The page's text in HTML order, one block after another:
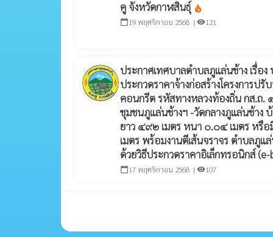
คู จังหวัดกาฬสินธุ์ local_fire_department
calendar_today 19 พฤศจิกายน 2568 | visibility121
ประกาศเทศบาลตำบลภูแล่นช้าง เรื่อ
ประกวดราคาจ้างก่อสร้างโครงการป
คอนกรีต รหัสทางหลวงท้องถิ่น กส.ถ.
ชุมชนภูแล่นช้างฯ -วัดกลางภูแล่นช้าง
ยาว ๔๙๒ เมตร หนา ๐.๐๔ เมตร หรื
เมตร พร้อมงานตีเส้นจราจร ตำบลภูแ
ด้วยวิธีประกวดราคาอิเล็กทรอนิกส์
calendar_today 17 พฤศจิกายน 2568 | visibility107